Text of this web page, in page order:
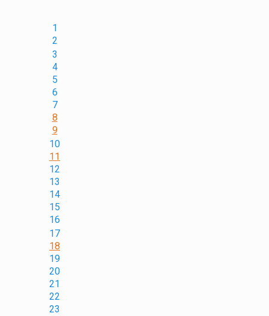
1
2
3
4
5
6
7
8
9
10
11
12
13
14
15
16
17
18
19
20
21
22
23